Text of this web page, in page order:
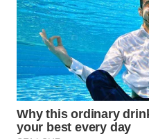
WN
CIANJUR
WN
KEPULAUAN
SERIBU
WN